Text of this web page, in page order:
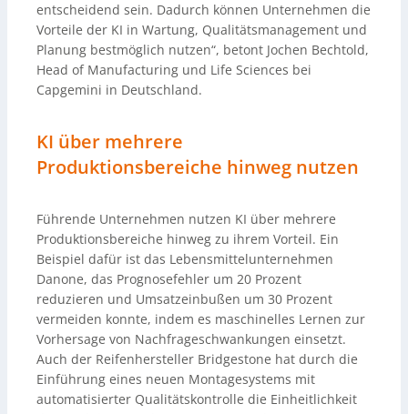
entscheidend sein. Dadurch können Unternehmen die
Vorteile der KI in Wartung, Qualitätsmanagement und
Planung bestmöglich nutzen“, betont Jochen Bechtold,
Head of Manufacturing und Life Sciences bei
Capgemini in Deutschland.
KI über mehrere
Produktionsbereiche hinweg nutzen
Führende Unternehmen nutzen KI über mehrere
Produktionsbereiche hinweg zu ihrem Vorteil. Ein
Beispiel dafür ist das Lebensmittelunternehmen
Danone, das Prognosefehler um 20 Prozent
reduzieren und Umsatzeinbußen um 30 Prozent
vermeiden konnte, indem es maschinelles Lernen zur
Vorhersage von Nachfrageschwankungen einsetzt.
Auch der Reifenhersteller Bridgestone hat durch die
Einführung eines neuen Montagesystems mit
automatisierter Qualitätskontrolle die Einheitlichkeit